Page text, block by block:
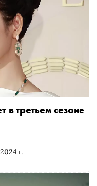
г.
в третьем сезоне